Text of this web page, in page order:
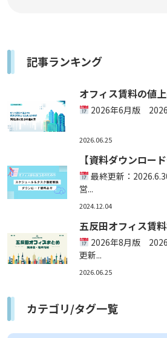
記事ランキング
オフィス賃料の値
対策とは？【法的
2026年6月版
2026.06.25
【資料ダウンロー
スケジュール＆タ
階～移転完了後ま
オフィス探しサービ
最終更新：
営...
2024.12.04
五反田オフィス賃
50人の賃料まとめ
2026年8月版
更新...
2026.06.25
カテゴリ/タグ一覧